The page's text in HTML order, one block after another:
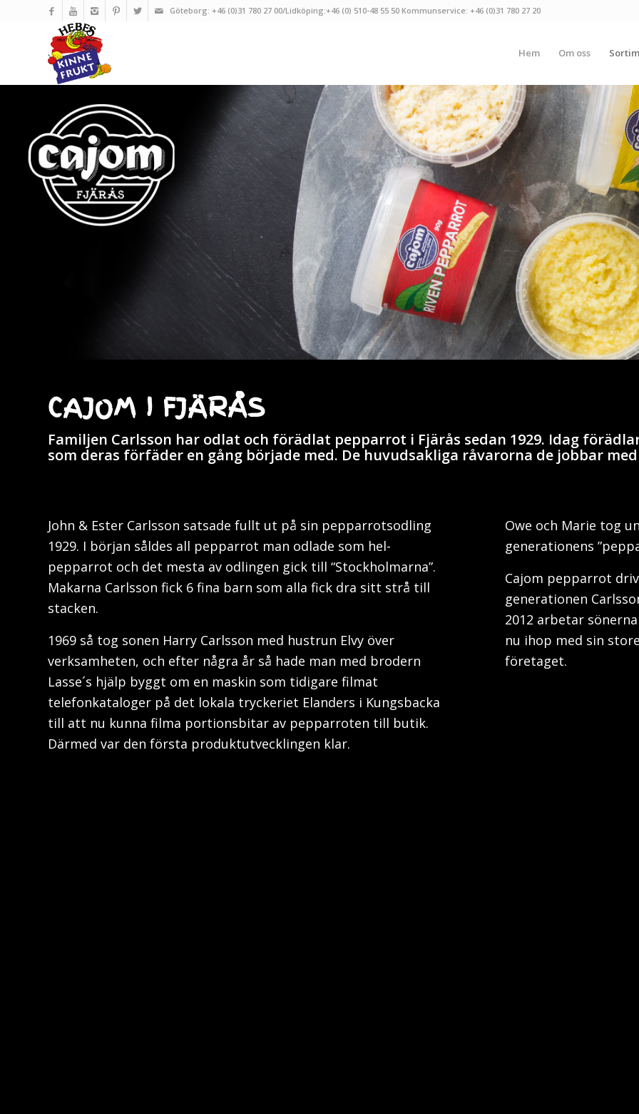
Göteborg: +46 (0)31 780 27 00/Lidköping:+46 (0) 510-48 55 50 Kommunservice: +46 (0)31 780 27 20
Hem Om oss
CAJOM I FJÄRÅS
Familjen Carlsson har odlat och förädlat pepparrot i Fjärås sedan 1929. Idag
som deras förfäder en gång började med. De huvudsakliga råvarorna de jobbar
John & Ester Carlsson satsade fullt ut på sin pepparrotsodling
1929. I början såldes all pepparrot man odlade som hel-
pepparrot och det mesta av odlingen gick till “Stockholmarna”.
Makarna Carlsson fick 6 fina barn som alla fick dra sitt strå till
stacken.
1969 så tog sonen Harry Carlsson med hustrun Elvy över
verksamheten, och efter några år så hade man med brodern
Lasse´s hjälp byggt om en maskin som tidigare filmat
telefonkataloger på det lokala tryckeriet Elanders i Kungsbacka
till att nu kunna filma portionsbitar av pepparroten till butik.
Därmed var den första produktutvecklingen klar.
Owe och Marie tog
generationens
Cajom pepparrot
generationen
2012 arbetar
nu ihop med sin
företaget.